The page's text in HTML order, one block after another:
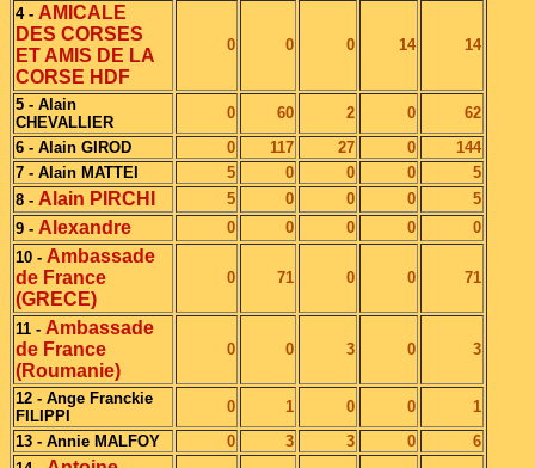
4 - AMICALE
DES CORSES
ET AMIS DE LA
CORSE HDF
0 0 0 14 14
5 - Alain
CHEVALLIER
0 60 2 0
62
6 - Alain GIROD
0 117 27 0
144
7 - Alain MATTEI
5 0 0 0
5
8 - Alain PIRCHI 5 0 0 0
5
9 - Alexandre 0 0 0 0
0
10 - Ambassade
de France
(GRECE)
0 71 0 0 71
11 - Ambassade
de France
(Roumanie)
0 0 3 0 3
12 - Ange Franckie
FILIPPI
0 1 0 0
1
13 - Annie MALFOY
0 3 3 0
6